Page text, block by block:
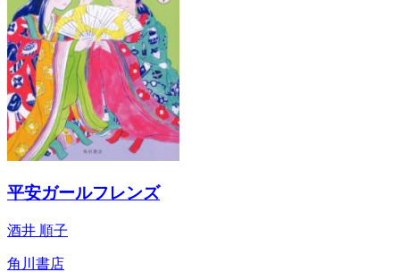
平安ガールフレンズ
酒井 順子
角川書店